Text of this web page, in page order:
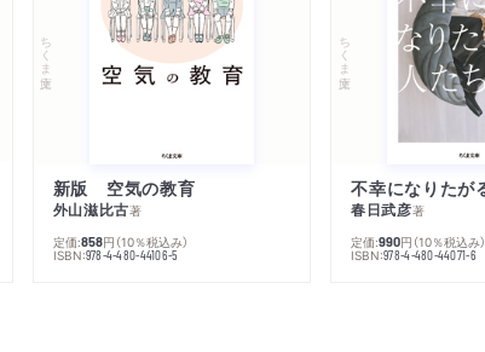
ちくま文庫
新版 空気の教育
外山滋比古著
定価:858円 （10％税込み）
ISBN:978-4-480-44106-5
ちくま文庫
春日武彦著
定価:990円 （10％税込み）
ISBN:978-4-480-44071-6